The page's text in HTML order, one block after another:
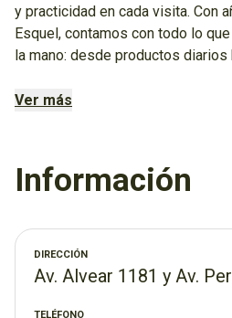
y practicidad en cada visita. Con
Esquel, contamos con todo lo
la mano: desde productos
Ver más
Información
DIRECCIÓN
Av. Alvear 1181 y Av.
TELÉFONO